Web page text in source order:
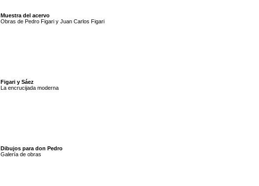
Muestra del acervo
Obras de Pedro Figari y Juan Carlos Figari
Figari y Sáez
La encrucijada moderna
Dibujos para don Pedro
Galería de obras